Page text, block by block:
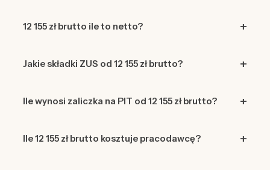
12 155 zł brutto ile to netto?
Jakie składki ZUS od 12 155 zł brutto?
Ile wynosi zaliczka na PIT od 12 155 zł brutto?
Ile 12 155 zł brutto kosztuje pracodawcę?